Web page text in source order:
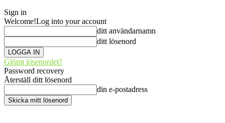
Sign in
Welcome!Log into your account
ditt användarnamn
ditt lösenord
Glömt lösenordet?
Password recovery
Återställ ditt lösenord
din e-postadress